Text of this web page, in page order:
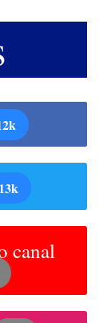
13k
canal